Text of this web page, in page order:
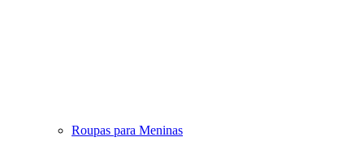
Roupas para Meninas